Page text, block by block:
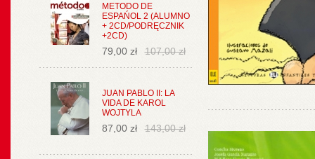
METODO DE
ESPAŃOL 2 (ALUMNO
+ 2CD/PODRĘCZNIK
+2CD)
79,00 zł 107,00 zł
JUAN PABLO II: LA
VIDA DE KAROL
WOJTYLA
87,00 zł 143,00 zł